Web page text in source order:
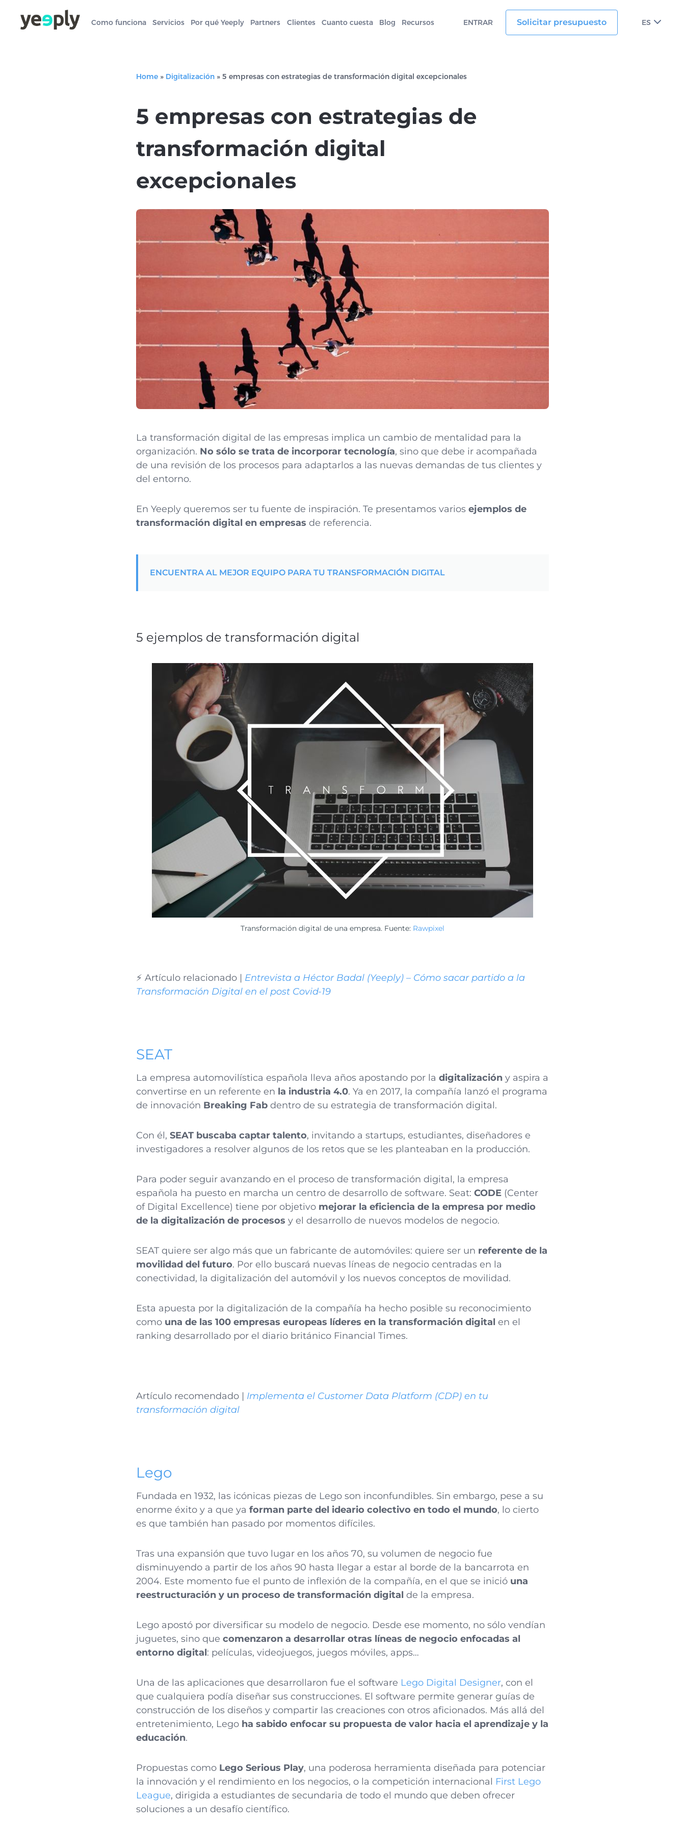
Como funciona Servicios Por qué Yeeply Partners Clientes Cuanto cuesta Blog Recursos ENTRAR Solicitar presupuesto ES
Home » Digitalización » 5 empresas con estrategias de transformación digital excepcionales
5 empresas con estrategias de
transformación digital
excepcionales
La transformación digital de las empresas implica un cambio de mentalidad para la
organización. No sólo se trata de incorporar tecnología, sino que debe ir acompañada
de una revisión de los procesos para adaptarlos a las nuevas demandas de tus clientes y
del entorno.
En Yeeply queremos ser tu fuente de inspiración. Te presentamos varios ejemplos de
transformación digital en empresas de referencia.
ENCUENTRA AL MEJOR EQUIPO PARA TU TRANSFORMACIÓN DIGITAL
5 ejemplos de transformación digital
Transformación digital de una empresa. Fuente: Rawpixel
⚡ Artículo relacionado | Entrevista a Héctor Badal (Yeeply) – Cómo sacar partido a la
Transformación Digital en el post Covid-19
SEAT
La empresa automovilística española lleva años apostando por la digitalización y aspira a
convertirse en un referente en la industria 4.0. Ya en 2017, la compañía lanzó el programa
de innovación Breaking Fab dentro de su estrategia de transformación digital.
Con él, SEAT buscaba captar talento, invitando a startups, estudiantes, diseñadores e
investigadores a resolver algunos de los retos que se les planteaban en la producción.
Para poder seguir avanzando en el proceso de transformación digital, la empresa
española ha puesto en marcha un centro de desarrollo de software. Seat: CODE (Center
of Digital Excellence) tiene por objetivo mejorar la eficiencia de la empresa por medio
de la digitalización de procesos y el desarrollo de nuevos modelos de negocio.
SEAT quiere ser algo más que un fabricante de automóviles: quiere ser un referente de la
movilidad del futuro. Por ello buscará nuevas líneas de negocio centradas en la
conectividad, la digitalización del automóvil y los nuevos conceptos de movilidad.
Esta apuesta por la digitalización de la compañía ha hecho posible su reconocimiento
como una de las 100 empresas europeas líderes en la transformación digital en el
ranking desarrollado por el diario británico Financial Times.
Artículo recomendado | Implementa el Customer Data Platform (CDP) en tu
transformación digital
Lego
Fundada en 1932, las icónicas piezas de Lego son inconfundibles. Sin embargo, pese a su
enorme éxito y a que ya forman parte del ideario colectivo en todo el mundo, lo cierto
es que también han pasado por momentos difíciles.
Tras una expansión que tuvo lugar en los años 70, su volumen de negocio fue
disminuyendo a partir de los años 90 hasta llegar a estar al borde de la bancarrota en
2004. Este momento fue el punto de inflexión de la compañía, en el que se inició una
reestructuración y un proceso de transformación digital de la empresa.
Lego apostó por diversificar su modelo de negocio. Desde ese momento, no sólo vendían
juguetes, sino que comenzaron a desarrollar otras líneas de negocio enfocadas al
entorno digital: películas, videojuegos, juegos móviles, apps…
Una de las aplicaciones que desarrollaron fue el software Lego Digital Designer, con el
que cualquiera podía diseñar sus construcciones. El software permite generar guías de
construcción de los diseños y compartir las creaciones con otros aficionados. Más allá del
entretenimiento, Lego ha sabido enfocar su propuesta de valor hacia el aprendizaje y la
educación.
Propuestas como Lego Serious Play, una poderosa herramienta diseñada para potenciar
la innovación y el rendimiento en los negocios, o la competición internacional First Lego
League, dirigida a estudiantes de secundaria de todo el mundo que deben ofrecer
soluciones a un desafío científico.